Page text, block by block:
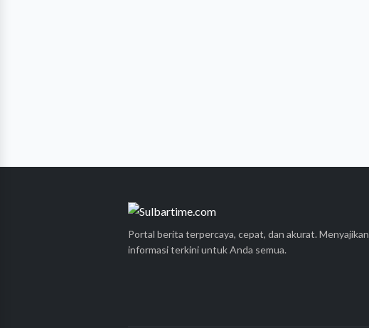
Portal berita terpercaya, cepat, dan akurat. Menyajikan
informasi terkini untuk Anda semua.